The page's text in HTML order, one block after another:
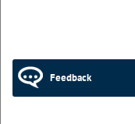
Feedback